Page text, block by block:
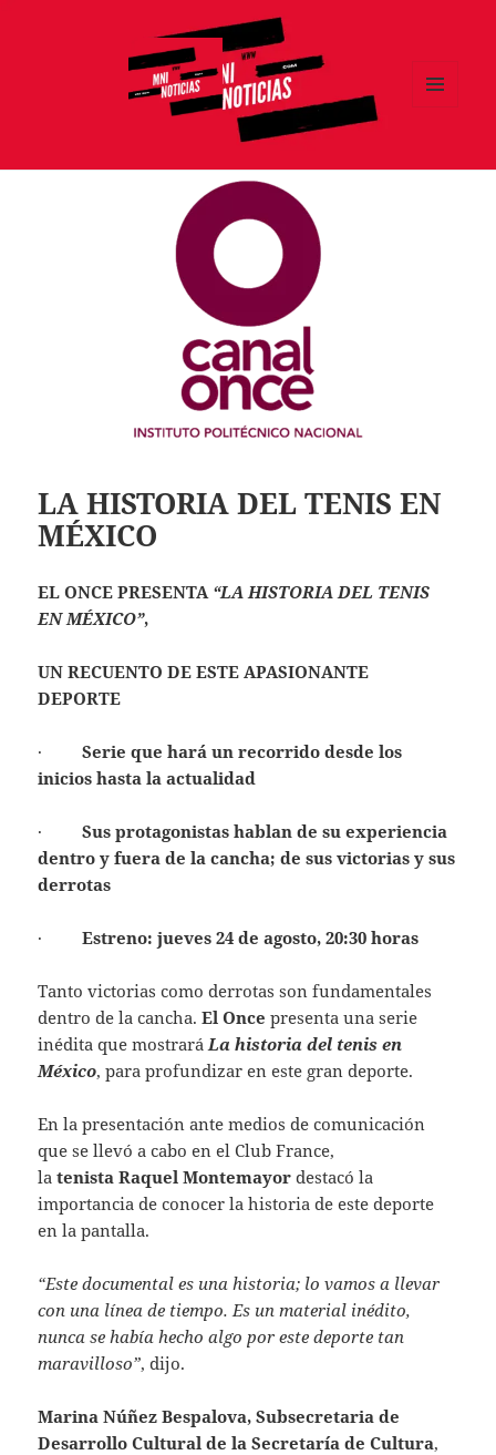
LA HISTORIA DEL TENIS EN
MÉXICO
EL ONCE PRESENTA “LA HISTORIA DEL TENIS
EN MÉXICO”,
UN RECUENTO DE ESTE APASIONANTE
DEPORTE
·Serie que hará un recorrido desde los
inicios hasta la actualidad
·Sus protagonistas hablan de su experiencia
dentro y fuera de la cancha; de sus victorias y sus
derrotas
·Estreno: jueves 24 de agosto, 20:30 horas
Tanto victorias como derrotas son fundamentales
dentro de la cancha.El Once presenta una serie
inédita que mostrará La historia del tenis en
México, para profundizar en este gran deporte.
En la presentación ante medios de comunicación
que se llevó a cabo en el Club France,
latenista Raquel Montemayor destacó la
importancia de conocer la historia de este deporte
en la pantalla.
“Este documental es una historia; lo vamos a llevar
con una línea de tiempo. Es un material inédito,
nunca se había hecho algo por este deporte tan
maravilloso”, dijo.
Marina Núñez Bespalova, Subsecretaria de
Desarrollo Cultural de la Secretaría de Cultura,